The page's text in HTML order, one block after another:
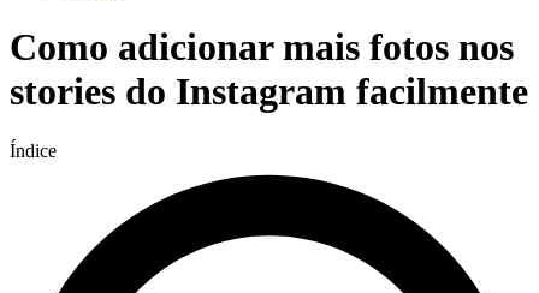
Como adicionar mais fotos nos
stories do Instagram facilmente
Índice